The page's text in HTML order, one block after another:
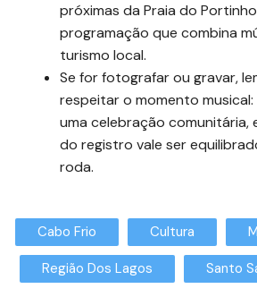
próximas da Praia do
programação que combina
turismo local.
Se for fotografar ou gravar,
respeitar o momento
uma celebração comunitária,
do registro vale ser
roda.
Cabo Frio Cultura
Região Dos Lagos Santo